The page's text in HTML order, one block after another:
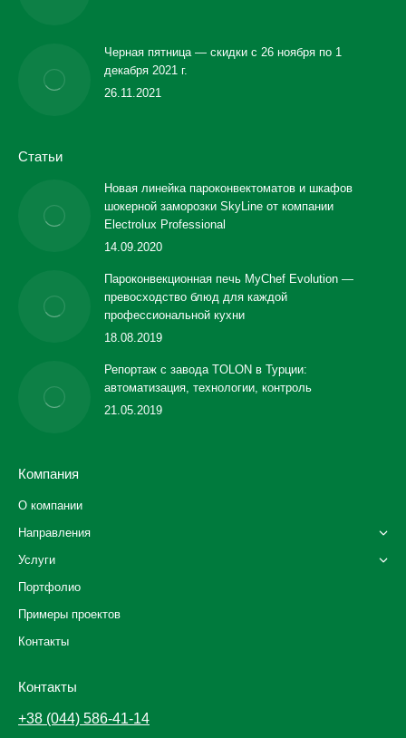
Черная пятница — скидки с 26 ноября по 1
декабря 2021 г.
26.11.2021
Статьи
Новая линейка пароконвектоматов и шкафов
шокерной заморозки SkyLine от компании
Electrolux Professional
14.09.2020
Пароконвекционная печь MyChef Evolution —
превосходство блюд для каждой
профессиональной кухни
18.08.2019
Репортаж с завода TOLON в Турции:
автоматизация, технологии, контроль
21.05.2019
Компания
О компании
Направления
Услуги
Портфолио
Примеры проектов
Контакты
Контакты
+38 (044) 586-41-14